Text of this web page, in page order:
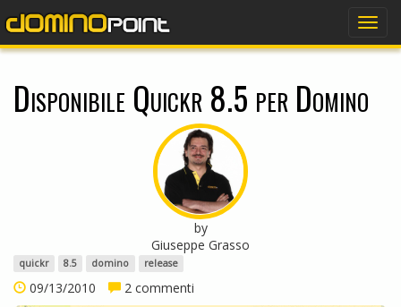
Disponibile Quickr 8.5 per Domino
by
Giuseppe Grasso
quickr 8.5 domino release
09/13/2010 2 commenti